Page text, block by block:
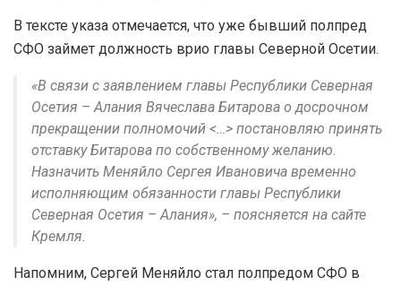
В тексте указа отмечается, что уже бывший полпред
СФО займет должность врио главы Северной Осетии.
«В связи с заявлением главы Республики Северная
Осетия – Алания Вячеслава Битарова о досрочном
прекращении полномочий <…> постановляю принять
отставку Битарова по собственному желанию.
Назначить Меняйло Сергея Ивановича временно
исполняющим обязанности главы Республики
Северная Осетия – Алания», – поясняется на сайте
Кремля.
Напомним, Сергей Меняйло стал полпредом СФО в